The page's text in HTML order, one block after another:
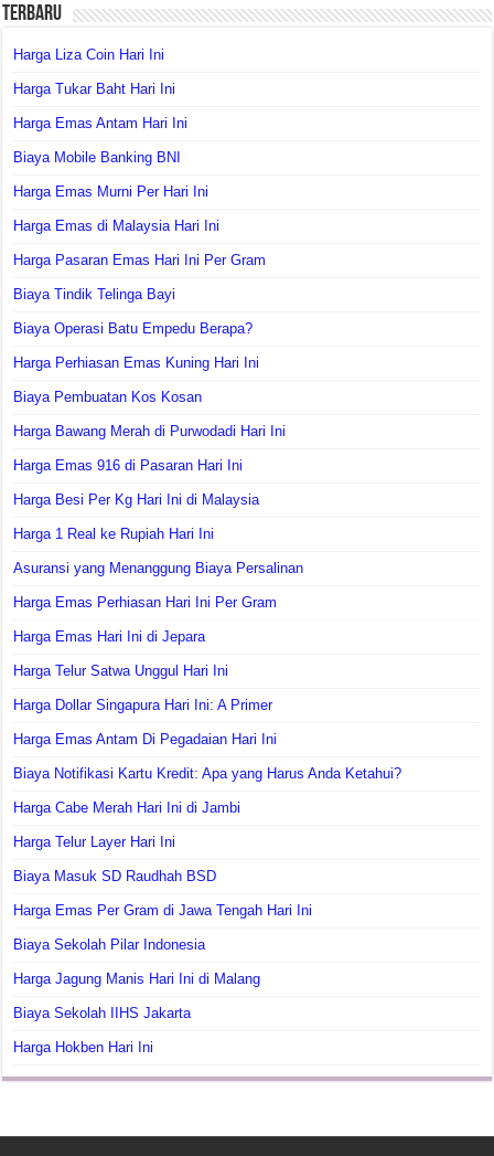
Terbaru
Harga Liza Coin Hari Ini
Harga Tukar Baht Hari Ini
Harga Emas Antam Hari Ini
Biaya Mobile Banking BNI
Harga Emas Murni Per Hari Ini
Harga Emas di Malaysia Hari Ini
Harga Pasaran Emas Hari Ini Per Gram
Biaya Tindik Telinga Bayi
Biaya Operasi Batu Empedu Berapa?
Harga Perhiasan Emas Kuning Hari Ini
Biaya Pembuatan Kos Kosan
Harga Bawang Merah di Purwodadi Hari Ini
Harga Emas 916 di Pasaran Hari Ini
Harga Besi Per Kg Hari Ini di Malaysia
Harga 1 Real ke Rupiah Hari Ini
Asuransi yang Menanggung Biaya Persalinan
Harga Emas Perhiasan Hari Ini Per Gram
Harga Emas Hari Ini di Jepara
Harga Telur Satwa Unggul Hari Ini
Harga Dollar Singapura Hari Ini: A Primer
Harga Emas Antam Di Pegadaian Hari Ini
Biaya Notifikasi Kartu Kredit: Apa yang Harus Anda Ketahui?
Harga Cabe Merah Hari Ini di Jambi
Harga Telur Layer Hari Ini
Biaya Masuk SD Raudhah BSD
Harga Emas Per Gram di Jawa Tengah Hari Ini
Biaya Sekolah Pilar Indonesia
Harga Jagung Manis Hari Ini di Malang
Biaya Sekolah IIHS Jakarta
Harga Hokben Hari Ini